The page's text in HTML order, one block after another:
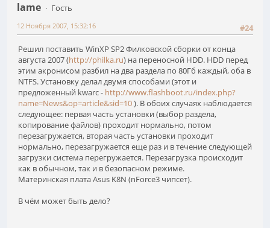
lame
Гость
#24
12 Ноября 2007, 15:32:16
Решил поставить WinXP SP2 Филковской сборки от конца
августа 2007 (http://philka.ru) на переносной HDD. HDD перед
этим акронисом разбил на два раздела по 80Гб каждый, оба в
NTFS. Установку делал двумя способами (этот и
предложенный kwarc - http://www.flashboot.ru/index.php?
name=News&op=article&sid=10). В обоих случаях наблюдается
следующее: первая часть установки (выбор раздела,
копирование файлов) проходит нормально, потом
перезагружается, вторая часть установки проходит
нормально, перезагружается еще раз и в течение следующей
загрузки система перегружается. Перезагрузка происходит
как в обычном, так и в безопасном режиме.
Материнская плата Asus K8N (nForce3 чипсет).
В чём может быть дело?